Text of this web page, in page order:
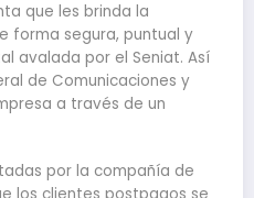
que les brinda la
forma segura, puntual y
avalada por el Seniat. Así
de Comunicaciones y
a través de un
por la compañía de